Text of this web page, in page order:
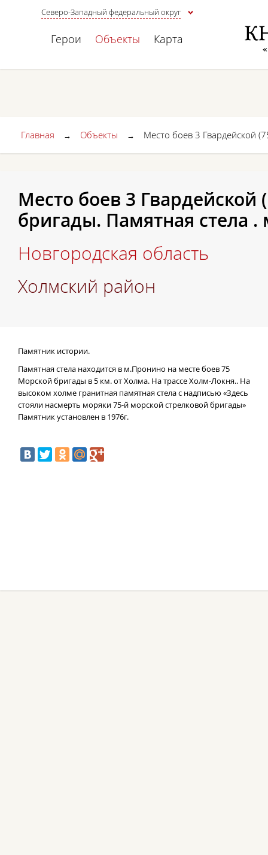
Северо-Западный федеральный округ
Герои Объекты Карта
Главная → Объекты → Место боев 3 Гвардейской
Место боев 3
бригады. Памятная стела
Новгородская область
Холмский район
Памятник истории.
Памятная стела находится в м.Пронино на месте боев 75
Морской бригады в 5 км. от Холма. На трассе Холм-Локня.. На
высоком холме гранитная памятная стела с надписью «Здесь
стояли насмерть моряки 75-й морской стрелковой бригады»
Памятник установлен в 1976г.